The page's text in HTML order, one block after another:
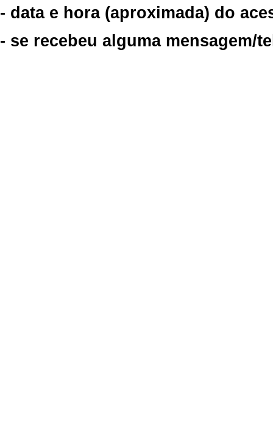
- data e hora (aproximada) do
- se recebeu alguma mensagem/